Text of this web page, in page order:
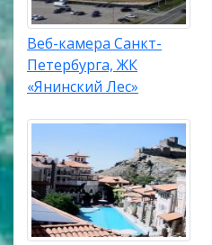
Веб-камера Санкт-
Петербурга, ЖК
«Янинский Лес»